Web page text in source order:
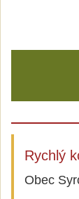
Rychlý
Obec